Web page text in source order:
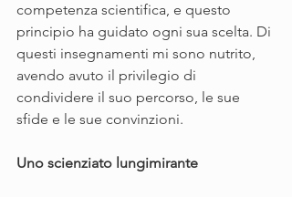
competenza scientifica, e questo
principio ha guidato ogni sua scelta. Di
questi insegnamenti mi sono nutrito,
avendo avuto il privilegio di
condividere il suo percorso, le sue
sfide e le sue convinzioni.
Uno scienziato lungimirante